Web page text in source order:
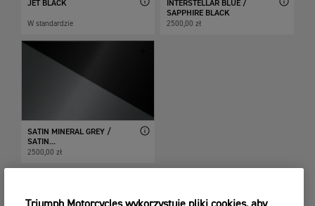
JET BLACK
W standardzie
INTERSTELLAR BLUE /
SAPPHIRE BLACK
2500,00 zł
SATIN MINERAL GREY /
SATIN...
2500,00 zł